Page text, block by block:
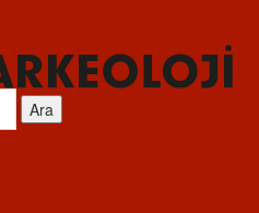
Ara